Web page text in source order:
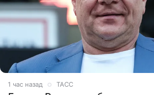
1 час назад ТАСС